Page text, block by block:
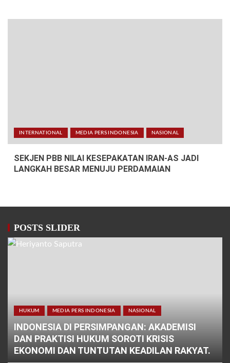
INTERNATIONAL MEDIA PERS INDONESIA NASIONAL
SEKJEN PBB NILAI KESEPAKATAN IRAN-AS JADI
LANGKAH BESAR MENUJU PERDAMAIAN
POSTS SLIDER
HUKUM MEDIA PERS INDONESIA NASIONAL
INDONESIA DI PERSIMPANGAN: AKADEMISI
DAN PRAKTISI HUKUM SOROTI KRISIS
EKONOMI DAN TUNTUTAN KEADILAN RAKYAT.